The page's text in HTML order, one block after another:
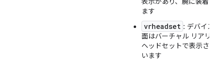
ます
vrheadset : デバイス
面はバーチャル リアリ
ヘッドセットで表示さ
います